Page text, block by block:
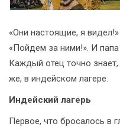
«Они настоящие, я
«Пойдем за ними!». И
Каждый отец точно
же, в индейском лагере.
Индейский лагерь
Первое, что бросалось в